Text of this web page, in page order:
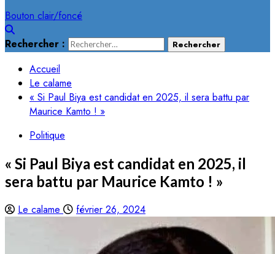
Bouton clair/foncé
Rechercher :
Accueil
Le calame
« Si Paul Biya est candidat en 2025, il sera battu par
Maurice Kamto ! »
Politique
« Si Paul Biya est candidat en 2025, il
sera battu par Maurice Kamto ! »
Le calame février 26, 2024